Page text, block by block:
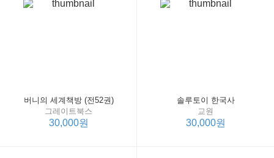
버니의 세계책방 (전52권)
그레이트북스
30,000원
솔루토이 한국사
교원
30,000원